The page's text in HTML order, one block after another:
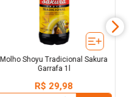
Molho Shoyu Tradicional Sakura
Garrafa 1l
R$ 29,98